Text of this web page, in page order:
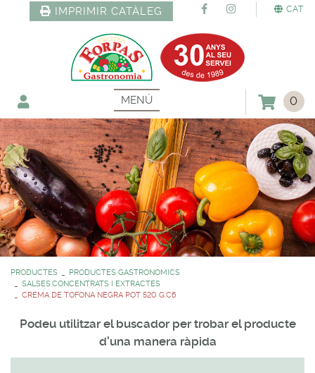
CAT
IMPRIMIR CATÀLEG
MENÚ 0
PRODUCTES
PRODUCTES GASTRONOMICS
SALSES,CONCENTRATS I EXTRACTES
CREMA DE TOFONA NEGRA POT 520 G.C6
Podeu utilitzar el buscador per trobar el producte
d'una manera ràpida